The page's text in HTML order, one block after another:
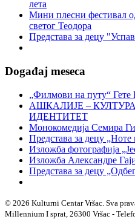
лета
Мини плесни фестивал
светог Теодора
Представа за децу
Događaj meseca
„Филмови на путу“
АШКАЛИЈЕ –
ИДЕНТИТЕТ
Монокомедија Семира
Представа за децу
Изложба фотографија
Изложба Александре
Представа за децу
© 2026 Kulturni Centar Vršac. Sva
Millennium I sprat, 26300 Vršac -